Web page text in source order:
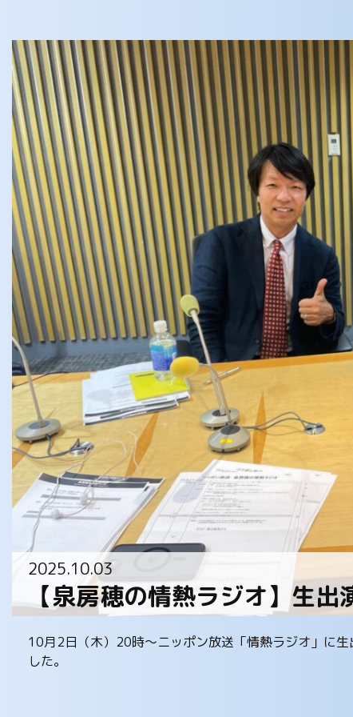
2025.10.03
【泉房穂の情熱ラジオ】生出
10月2日（木）20時～ニッポン放送「情熱ラジオ」に
した。